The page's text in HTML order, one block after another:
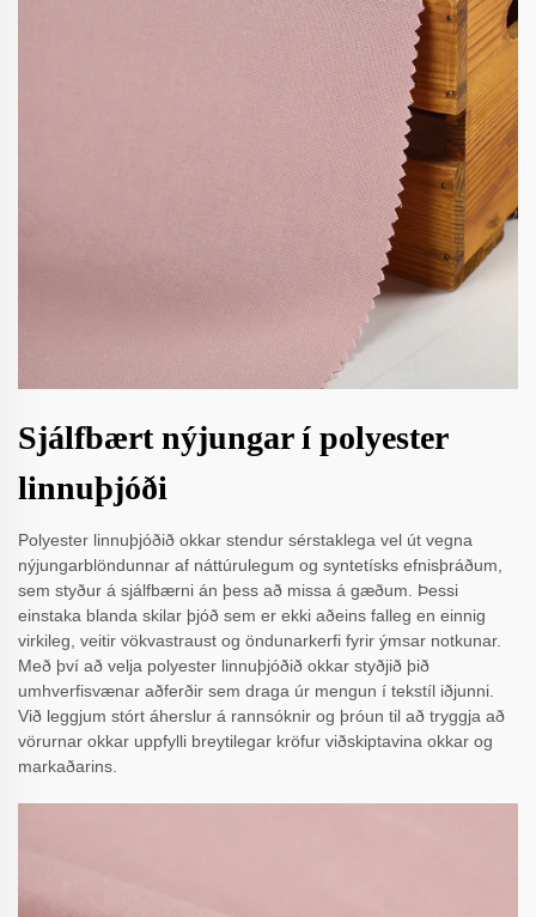
Sjálfbært nýjungar í polyester
linnuþjóði
Polyester linnuþjóðið okkar stendur sérstaklega vel út vegna
nýjungarblöndunnar af náttúrulegum og syntetísks efnisþráðum,
sem styður á sjálfbærni án þess að missa á gæðum. Þessi
einstaka blanda skilar þjóð sem er ekki aðeins falleg en einnig
virkileg, veitir vökvastraust og öndunarkerfi fyrir ýmsar notkunar.
Með því að velja polyester linnuþjóðið okkar styðjið þið
umhverfisvænar aðferðir sem draga úr mengun í tekstíl iðjunni.
Við leggjum stórt áherslur á rannsóknir og þróun til að tryggja að
vörurnar okkar uppfylli breytilegar kröfur viðskiptavina okkar og
markaðarins.